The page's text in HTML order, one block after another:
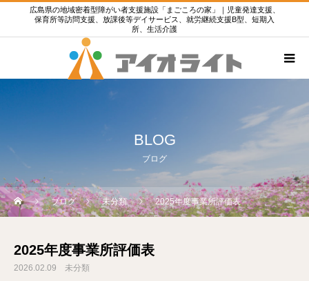
広島県の地域密着型障がい者支援施設「まごころの家」｜児童発達支援、
保育所等訪問支援、放課後等デイサービス、就労継続支援B型、短期入
所、生活介護
BLOG
ブログ
ブログ 未分類 2025年度事業所評価表
2025年度事業所評価表
2026.02.09 未分類